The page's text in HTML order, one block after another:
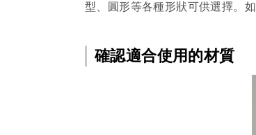
型、圓形等各種形狀可供選擇。
確認適合使用的材質